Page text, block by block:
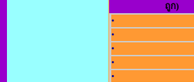
ถูก)
•
•
•
•
•